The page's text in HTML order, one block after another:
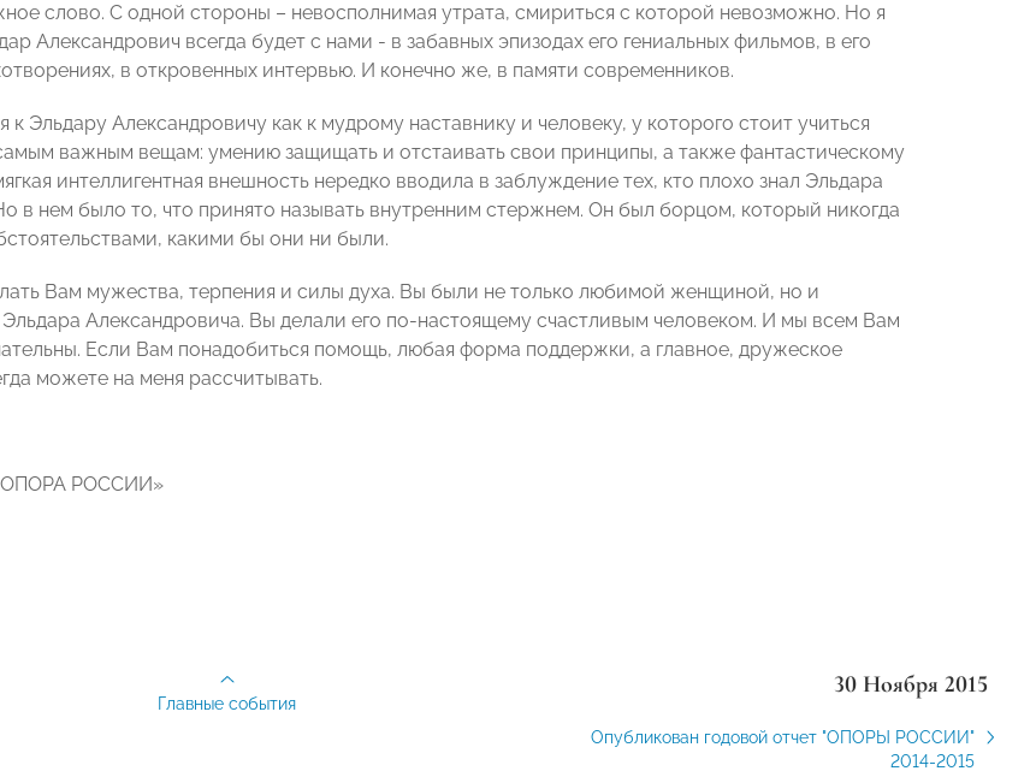
слово. С одной стороны – невосполнимая утрата, смириться с которой невозможно. Но я
Александрович всегда будет с нами - в забавных эпизодах его гениальных фильмов, в его
в откровенных интервью. И конечно же, в памяти современников.
к Эльдару Александровичу как к мудрому наставнику и человеку, у которого стоит учиться
важным вещам: умению защищать и отстаивать свои принципы, а также фантастическому
интеллигентная внешность нередко вводила в заблуждение тех, кто плохо знал Эльдара
в нем было то, что принято называть внутренним стержнем. Он был борцом, который никогда
какими бы они ни были.
Вам мужества, терпения и силы духа. Вы были не только любимой женщиной, но и
Александровича. Вы делали его по-настоящему счастливым человеком. И мы всем Вам
Если Вам понадобиться помощь, любая форма поддержки, а главное, дружеское
можете на меня рассчитывать.
РОССИИ»
30 Ноября 2015
Опубликован годовой отчет "ОПОРЫ РОССИИ"
2014-2015
Главные события